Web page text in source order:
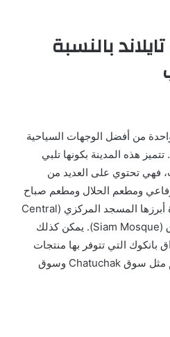
بالنسبة
واحدة من أفضل الوجهات السياحية
هذه المدينة بكونها تلبي
فهي تحتوي على العديد من
ومطعم الحلال ومطعم صباح
الخير، كما توجد بها مساجد عدة أبرزها المسجد المركزي (Central
Mosque) ومسجد طريق تسوق (Siam Mosque). يمكن كذلك
بانكوك التي تتوفر بها منتجات
وملابس وأطعمة ترضي رغباتهم مثل سوق Chatuchak وسوق